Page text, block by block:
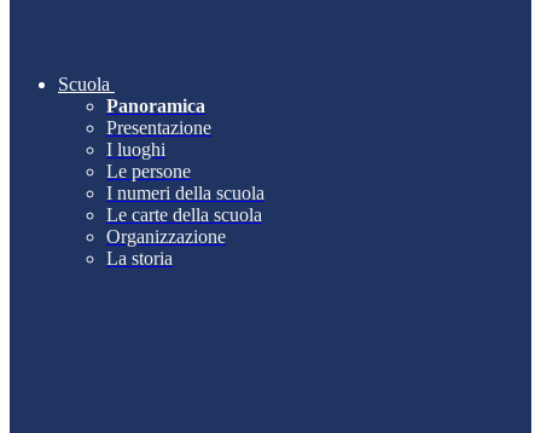
Scuola
Panoramica
Presentazione
I luoghi
Le persone
I numeri della scuola
Le carte della scuola
Organizzazione
La storia